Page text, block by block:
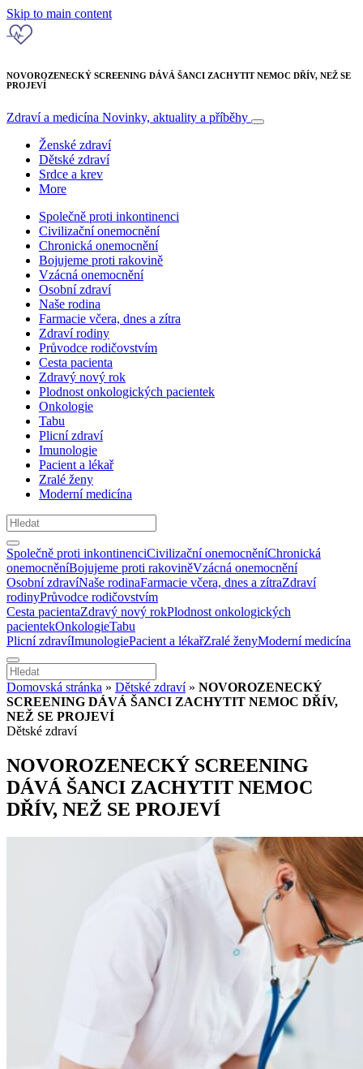
Skip to main content
NOVOROZENECKÝ SCREENING DÁVÁ ŠANCI ZACHYTIT NEMOC DŘÍV, NEŽ SE
PROJEVÍ
Zdraví a medicína Novinky, aktuality a příběhy
Ženské zdraví
Dětské zdraví
Srdce a krev
More
Společně proti inkontinenci
Civilizační onemocnění
Chronická onemocnění
Bojujeme proti rakovině
Vzácná onemocnění
Osobní zdraví
Naše rodina
Farmacie včera, dnes a zítra
Zdraví rodiny
Průvodce rodičovstvím
Cesta pacienta
Zdravý nový rok
Plodnost onkologických pacientek
Onkologie
Tabu
Plicní zdraví
Imunologie
Pacient a lékař
Zralé ženy
Moderní medicína
Společně proti inkontinenciCivilizační onemocněníChronická
onemocněníBojujeme proti rakoviněVzácná onemocnění
Osobní zdravíNaše rodinaFarmacie včera, dnes a zítraZdraví
rodinyPrůvodce rodičovstvím
Cesta pacientaZdravý nový rokPlodnost onkologických
pacientekOnkologieTabu
Plicní zdravíImunologiePacient a lékařZralé ženyModerní medicína
Domovská stránka » Dětské zdraví» NOVOROZENECKÝ
SCREENING DÁVÁ ŠANCI ZACHYTIT NEMOC DŘÍV,
NEŽ SE PROJEVÍ
Dětské zdraví
NOVOROZENECKÝ SCREENING
DÁVÁ ŠANCI ZACHYTIT NEMOC
DŘÍV, NEŽ SE PROJEVÍ